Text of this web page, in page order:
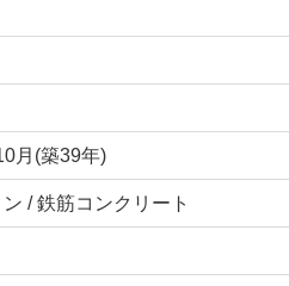
月(築39年)
/ 鉄筋コンクリート